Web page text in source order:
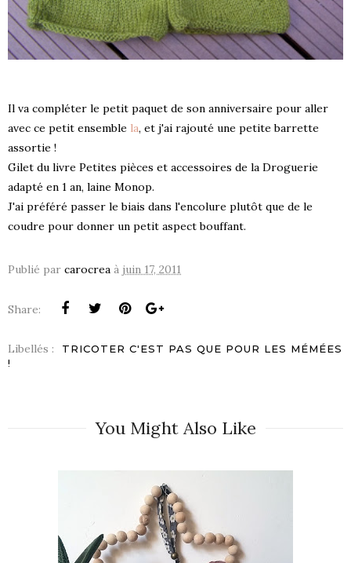
Il va compléter le petit paquet de son anniversaire pour aller
avec ce petit ensemble la, et j'ai rajouté une petite barrette
assortie !
Gilet du livre Petites pièces et accessoires de la Droguerie
adapté en 1 an, laine Monop.
J'ai préféré passer le biais dans l'encolure plutôt que de le
coudre pour donner un petit aspect bouffant.
Publié par carocrea à juin 17, 2011
Share:
Libellés :
TRICOTER C'EST PAS QUE POUR LES MÉMÉES
!
You Might Also Like